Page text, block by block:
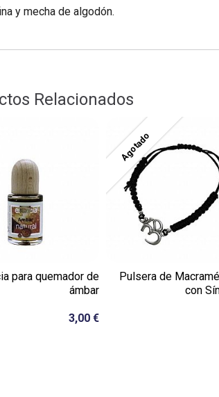
y mecha de algodón.
Relacionados
para quemador de
ámbar
3,00 €
Agotado
Pulsera de
con